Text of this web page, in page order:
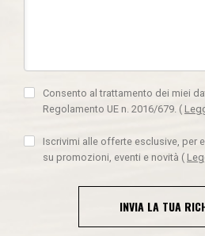
Consento al trattamento dei miei
Regolamento UE n. 2016/679. (
Iscrivimi alle offerte esclusive, per
su promozioni, eventi e novità (
INVIA LA TUA